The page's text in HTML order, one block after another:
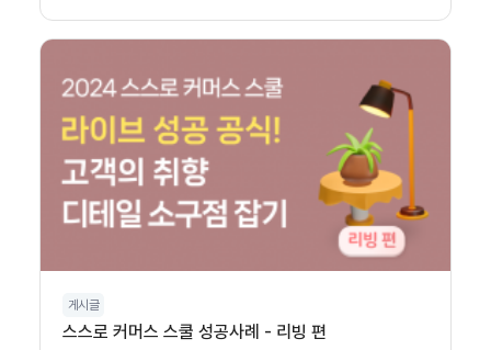
게시글
스스로 커머스 스쿨 성공사례 - 리빙 편